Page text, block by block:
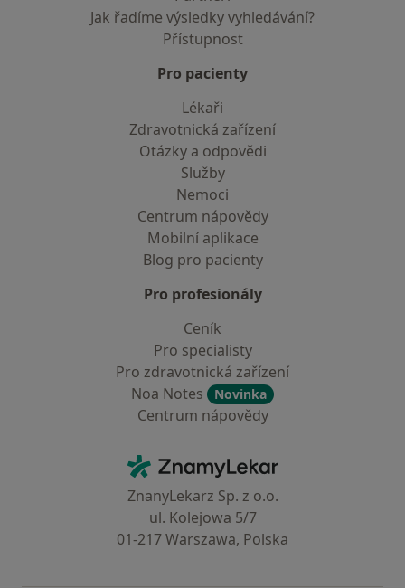
Jak řadíme výsledky vyhledávání?
Přístupnost
Pro pacienty
Lékaři
Zdravotnická zařízení
Otázky a odpovědi
Služby
Nemoci
Centrum nápovědy
Mobilní aplikace
Blog pro pacienty
Pro profesionály
Ceník
Pro specialisty
Pro zdravotnická zařízení
Noa Notes
Novinka
Centrum nápovědy
ZnamyLekar - Hlavní stránka
ZnanyLekarz Sp. z o.o.
ul. Kolejowa 5/7
01-217 Warszawa, Polska